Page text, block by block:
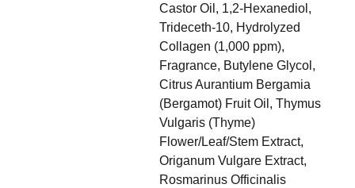
Castor Oil, 1,2-Hexanediol,
Trideceth-10, Hydrolyzed
Collagen (1,000 ppm),
Fragrance, Butylene Glycol,
Citrus Aurantium Bergamia
(Bergamot) Fruit Oil, Thymus
Vulgaris (Thyme)
Flower/Leaf/Stem Extract,
Origanum Vulgare Extract,
Rosmarinus Officinalis